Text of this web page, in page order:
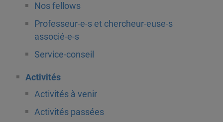
Nos fellows
Professeur-e-s et chercheur-euse-s
associé-e-s
Service-conseil
Activités
Activités à venir
Activités passées